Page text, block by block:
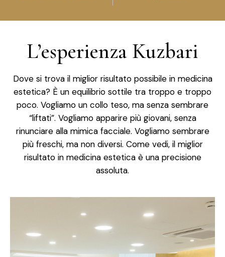
L’esperienza Kuzbari
Dove si trova il miglior risultato possibile in medicina
estetica? È un equilibrio sottile tra troppo e troppo
poco. Vogliamo un collo teso, ma senza sembrare
“liftati”. Vogliamo apparire più giovani, senza
rinunciare alla mimica facciale. Vogliamo sembrare
più freschi, ma non diversi. Come vedi, il miglior
risultato in medicina estetica è una precisione
assoluta.